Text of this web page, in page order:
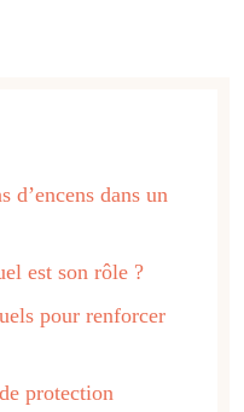
d’encens dans un
est son rôle ?
pour renforcer
protection